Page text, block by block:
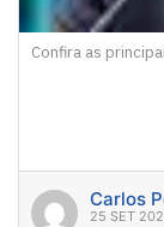
Confira as
Carlos
25 SET